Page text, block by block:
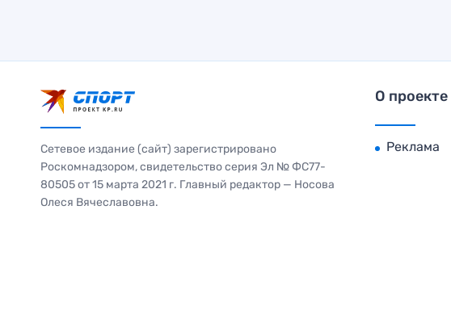
Сетевое издание (сайт) зарегистрировано
Роскомнадзором, свидетельство серия Эл № ФС77-
80505 от 15 марта 2021 г. Главный редактор — Носова
Олеся Вячеславовна.
О проекте
Реклама